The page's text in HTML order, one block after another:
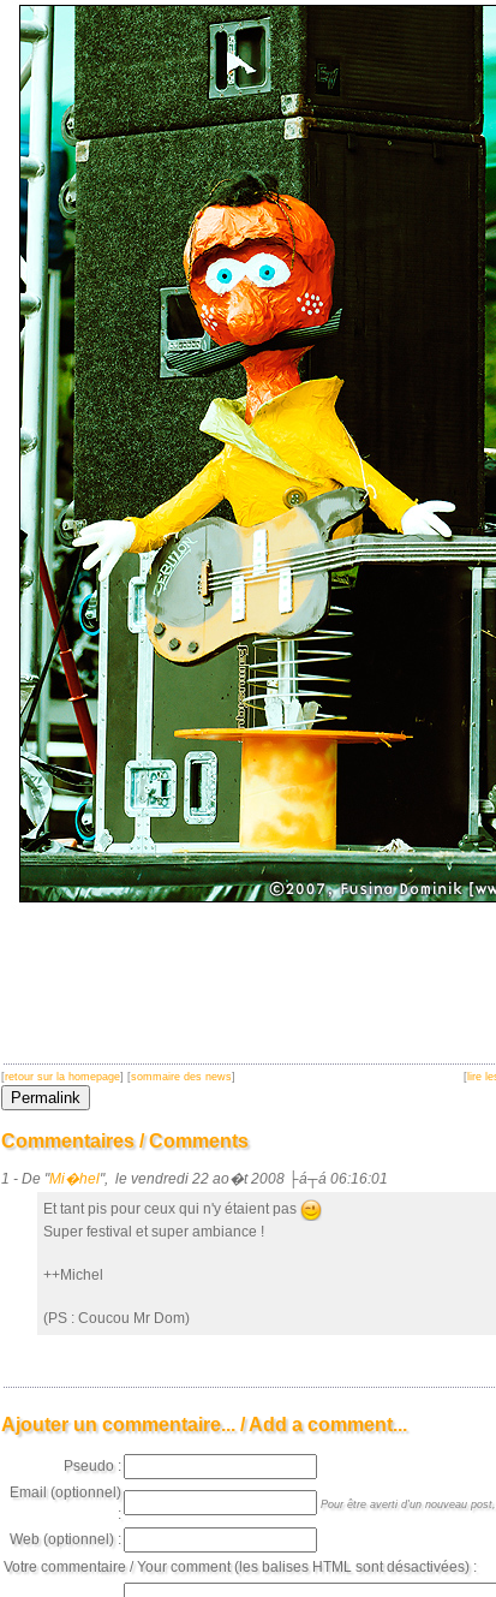
[retour sur la homepage] [sommaire des news] [lire
Commentaires / Comments
1 - De "Mi�hel", le vendredi 22 ao�t 2008 ├á┬á 06:16:01
Et tant pis pour ceux qui n'y étaient pas
Super festival et super ambiance !
++Michel
(PS : Coucou Mr Dom)
Ajouter un commentaire... / Add a comment...
Pseudo :
Email (optionnel)
:
Pour être averti d'un nouveau
Web (optionnel) :
Votre commentaire / Your comment (les balises HTML sont désactivées) :